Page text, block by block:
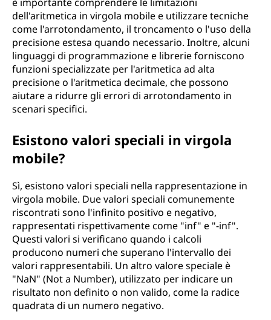
dell'aritmetica in virgola mobile e utilizzare tecniche
come l'arrotondamento, il troncamento o l'uso della
precisione estesa quando necessario. Inoltre, alcuni
linguaggi di programmazione e librerie forniscono
funzioni specializzate per l'aritmetica ad alta
precisione o l'aritmetica decimale, che possono
aiutare a ridurre gli errori di arrotondamento in
scenari specifici.
Esistono valori speciali in virgola
mobile?
Sì, esistono valori speciali nella rappresentazione in
virgola mobile. Due valori speciali comunemente
riscontrati sono l'infinito positivo e negativo,
rappresentati rispettivamente come "inf" e "-inf".
Questi valori si verificano quando i calcoli
producono numeri che superano l'intervallo dei
valori rappresentabili. Un altro valore speciale è
"NaN" (Not a Number), utilizzato per indicare un
risultato non definito o non valido, come la radice
quadrata di un numero negativo.